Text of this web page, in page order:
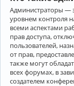
Администраторы —
уровнем контроля
всеми аспектами
прав доступа,
пользователей,
от прав,
также могут
всех форумах, в
создателем